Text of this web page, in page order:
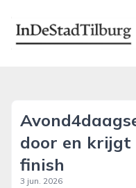
indestadtilburg.nl
door en krijgt
finish
3 jun. 2026